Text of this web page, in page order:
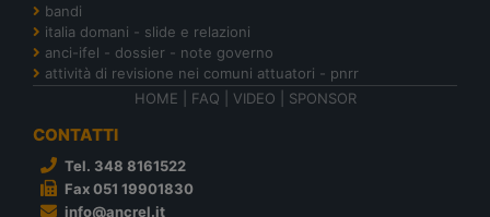
bandi
italia domani - slide e relazioni
anci-ifel - dossier - note governo
attività di revisione nei comuni attuatori - pnrr
HOME
FAQ VIDEO SPONSOR
CONTATTI
Tel. 348 8161522
Fax 051 19901830
info@ancrel.it